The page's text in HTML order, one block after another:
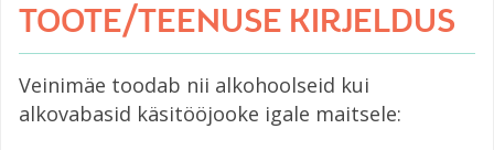
TOOTE/TEENUSE KIRJELDUS
Veinimäe toodab nii alkohoolseid kui
alkovabasid käsitööjooke igale maitsele: